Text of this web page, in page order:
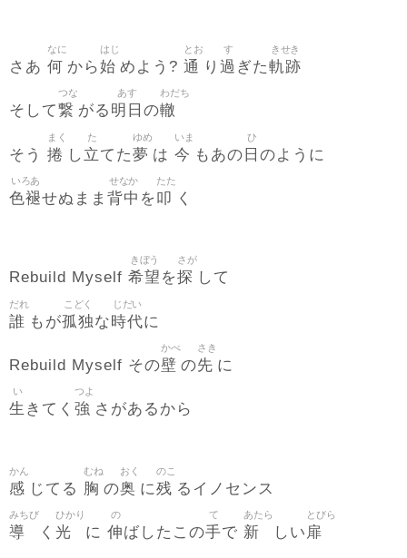
さあ 何
なに
から始
はじ
めよう? 通
とお
り 過
す
ぎた軌跡
きせき
そして繋
つな
がる 明日
あす
の轍
わだち
そう 捲
まく
し 立
た
てた夢
ゆめ
は 今
いま
もあの 日
ひ
のように
色褪
いろあ
せぬまま 背中
せなか
を叩
たた
く
Rebuild Myself 希望
きぼう
を探
さが
して
誰
だれ
もが孤独
こどく
な時代
じだい
に
Rebuild Myself その壁
かべ
の先
さき
に
生
い
きてく 強
つよ
さがあるから
感
かん
じてる 胸
むね
の奥
おく
に残
のこ
るイノセンス
導
みちび
く 光
ひかり
に 伸
の
ばしたこの手
て
で 新
あたら
しい 扉
とびら